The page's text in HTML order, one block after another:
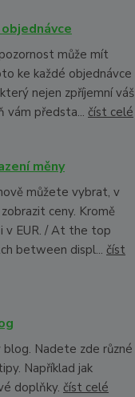
může mít
ke každé objednávce
nejen zpříjemní váš
vám předsta... číst celé
měny
můžete vybrat, v
ceny. Kromě
v EUR. / At the top
between displ... číst
Nadete zde různé
Například jak
doplňky. číst celé